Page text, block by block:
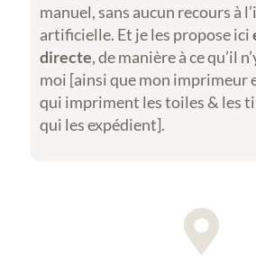
manuel, sans aucun recours à
artificielle. Et je les propose ici
directe, de manière à ce qu’il
moi [ainsi que mon imprimeur
qui impriment les toiles & les
qui les expédient].
